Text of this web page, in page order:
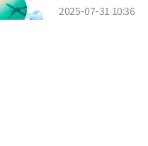
2025-07-31 10:36